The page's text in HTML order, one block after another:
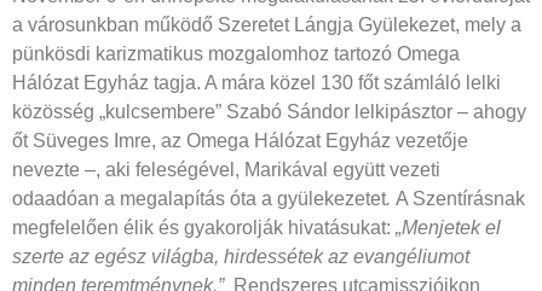
a városunkban működő Szeretet Lángja Gyülekezet, mely a
pünkösdi karizmatikus mozgalomhoz tartozó Omega
Hálózat Egyház tagja. A mára közel 130 főt számláló lelki
közösség „kulcsembere” Szabó Sándor lelkipásztor – ahogy
őt Süveges Imre, az Omega Hálózat Egyház vezetője
nevezte –, aki feleségével, Marikával együtt vezeti
odaadóan a megalapítás óta a gyülekezetet. A Szentírásnak
megfelelően élik és gyakorolják hivatásukat: „Menjetek el
szerte az egész világba, hirdessétek az evangéliumot
minden teremtménynek.” Rendszeres utcamisszióikon